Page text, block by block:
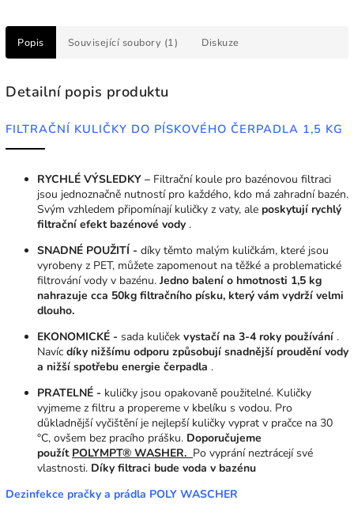
Popis Související soubory (1) Diskuze
Detailní popis produktu
FILTRAČNÍ KULIČKY DO PÍSKOVÉHO ČERPADLA 1,5 KG
RYCHLÉ VÝSLEDKY – Filtrační koule pro bazénovou filtraci
jsou jednoznačně nutností pro každého, kdo má zahradní bazén.
Svým vzhledem připomínají kuličky z vaty, ale poskytují rychlý
filtrační efekt bazénové vody .
SNADNÉ POUŽITÍ - díky těmto malým kuličkám, které jsou
vyrobeny z PET, můžete zapomenout na těžké a problematické
filtrování vody v bazénu. Jedno balení o hmotnosti 1,5 kg
nahrazuje cca 50kg filtračního písku, který vám vydrží velmi
dlouho.
EKONOMICKÉ - sada kuliček vystačí na 3-4 roky používání .
Navíc díky nižšímu odporu způsobují snadnější proudění vody
a nižší spotřebu energie čerpadla .
PRATELNÉ - kuličky jsou opakovaně použitelné. Kuličky
vyjmeme z filtru a propereme v kbelíku s vodou. Pro
důkladnější vyčištění je nejlepší kuličky vyprat v pračce na 30
°C, ovšem bez pracího prášku. Doporučujeme
použít POLYMPT® WASHER. Po vyprání neztrácejí své
vlastnosti. Díky filtraci bude voda v bazénu
Dezinfekce pračky a prádla POLY WASCHER